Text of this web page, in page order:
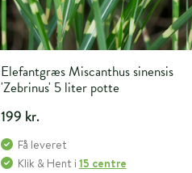
Elefantgræs Miscanthus sinensis
'Zebrinus' 5 liter potte
199 kr.
Få leveret
Klik & Hent i 15 centre